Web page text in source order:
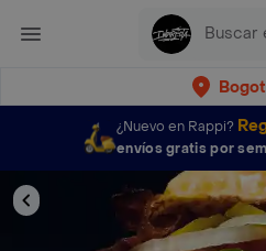
¿Nuevo en Rappi?
envíos gratis por